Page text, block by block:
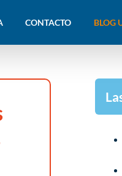
CONTACTO BLOG